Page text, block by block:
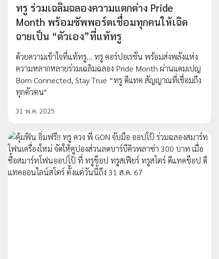
ทรู ร่วมเฉลิมฉลองความแตกต่าง Pride
Month พร้อมซัพพอร์ตเชื่อมทุกคนให้เฉิด
ฉายเป็น “ตัวเอง”ที่แท้ทรู
ด้วยความเข้าใจที่แท้ทรู… ทรู คอร์ปอเรชั่น พร้อมส่งพลังแห่ง
ความหลากหลายร่วมเฉลิมฉลอง Pride Month ผ่านแคมเปญ
Born Connected, Stay True “ทรู ดีแทค สัญญาณที่เชื่อมถึง
ทุกตัวตน"
31 พ.ค. 2025